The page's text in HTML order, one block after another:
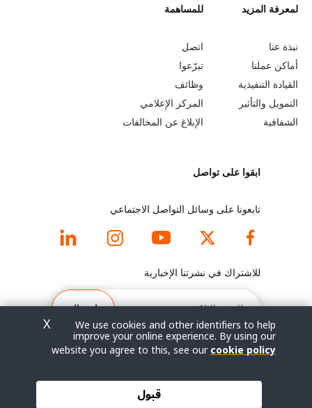
L
e
a
r
n
o
لمعرفة المزيد
نبذة عنا
أماكن عملنا
القيادة التنفيذية
التمويل والتأثير
الشفافية
G
o
b
e
y
n
d
f
o
o
t
e
r
للمساهمة
اتصل
تبرّعوا
وظائف
المركز الإعلامي
الإبلاغ عن المخالفات
ابقوا على تواصل
تابعونا على وسائل التواصل الاجتماعي
للاشتراك في نشرتنا الإخبارية
البريد
الإلكتروني
اشتراك
سياسة الخصوصية
We use cookies and other identifiers to help
improve your online experience. By using our
website you agree to this, see ourcookie policy
قبول
X